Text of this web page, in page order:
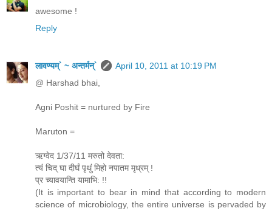
awesome !
Reply
लावण्यम्` ~ अन्तर्मन्`
April 10, 2011 at 10:19 PM
@ Harshad bhai,
Agni Poshit = nurtured by Fire
Maruton =
ऋग्वेद 1/37/11 मरुतो देवता:
त्यं चिद् घा दीर्घं पृथुं मिहो नपातम मृध्रम् !
प्र च्यावयान्ति यामाभि: !!
(It is important to bear in mind that according to modern
science of microbiology, the entire universe is pervaded by